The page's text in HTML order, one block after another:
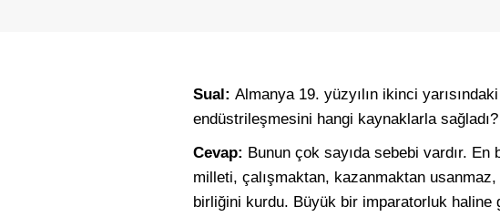
Sual: Almanya 19. yüzyılın ikinci
endüstrileşmesini hangi kaynaklarla sağladı?
Cevap: Bunun çok sayıda sebebi vardır.
milleti, çalışmaktan, kazanmaktan
birliğini kurdu. Büyük bir imparatorluk